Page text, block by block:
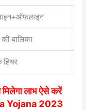
की बालिका
हियर
लाभ ऐसे करें
Yojana 2023